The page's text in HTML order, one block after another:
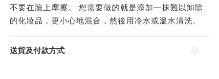
不要在臉上摩擦。 您需要做的就是添加一抹難以卸除
的化妝品，更小心地混合，然後用冷水或溫水清洗。
送貨及付款方式